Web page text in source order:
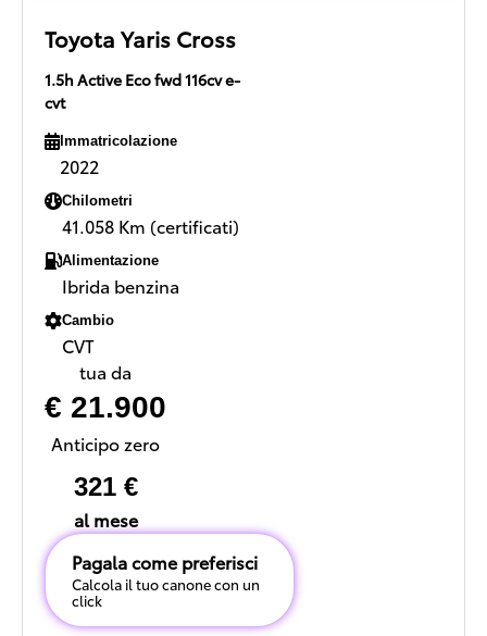
Toyota Yaris Cross
1.5h Active Eco fwd 116cv e-
cvt
Immatricolazione
2022
Chilometri
41.058 Km (certificati)
Alimentazione
Ibrida benzina
Cambio
CVT
tua da
€ 21.900
Anticipo zero
321 €
al mese
Pagala come preferisci
Calcola il tuo canone con un
click